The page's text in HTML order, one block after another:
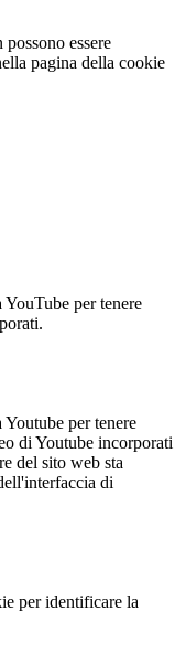
essere
pagina della cookie
per tenere
per tenere
di Youtube incorporati
del sito web sta
di
per identificare la